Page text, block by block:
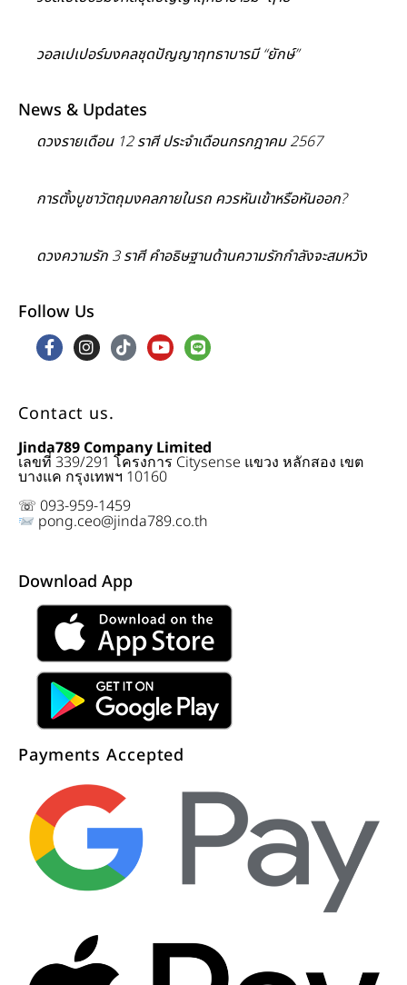
วอลเปเปอร์มงคลชุดปัญญาฤทธาบารมี “ยักษ์”
News & Updates
ดวงรายเดือน 12 ราศี ประจำเดือนกรกฎาคม 2567
การตั้งบูชาวัตถุมงคลภายในรถ ควรหันเข้าหรือหันออก?
ดวงความรัก 3 ราศี คำอธิษฐานด้านความรักกำลังจะสมหวัง
Follow Us
Contact us.
Jinda789 Company Limited
เลขที่ 339/291 โครงการ Citysense แขวง หลักสอง เขต
บางแค กรุงเทพฯ 10160
☏ 093-959-1459
pong.ceo@jinda789.co.th
Download App
Payments Accepted